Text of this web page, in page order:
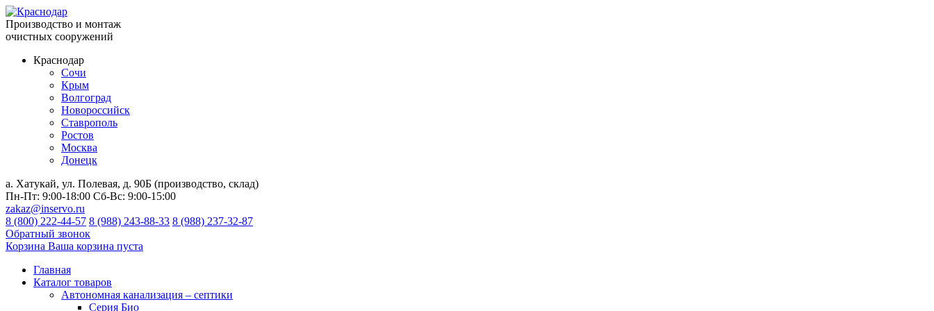
Производство и монтаж
очистных сооружений
Краснодар
Сочи
Крым
Волгоград
Новороссийск
Ставрополь
Ростов
Москва
Донецк
а. Хатукай, ул. Полевая, д. 90Б (производство, склад)
Пн-Пт: 9:00-18:00 Сб-Вс: 9:00-15:00
zakaz@inservo.ru
8 (800) 222-44-57 8 (988) 243-88-33 8 (988) 237-32-87
Обратный звонок
Корзина Ваша корзина пуста
Главная
Каталог товаров
Автономная канализация – септики
Серия Био